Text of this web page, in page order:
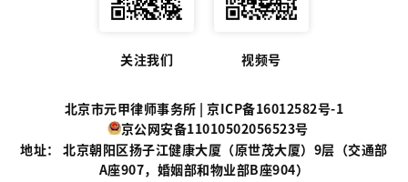
关注我们 视频号
北京市元甲律师事务所 |京ICP备16012582号-1
京公网安备11010502056523号
地址： 北京朝阳区扬子江健康大厦（原世茂大厦）9层（交通部
A座907，婚姻部和物业部B座904）